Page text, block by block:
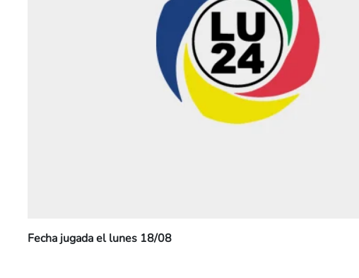
Fecha jugada el lunes 18/08